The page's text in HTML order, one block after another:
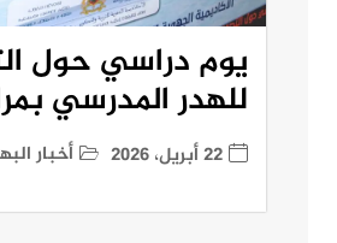
يوم دراسي حول
للهدر المدرسي
22 أبريل، 2026 أخبار